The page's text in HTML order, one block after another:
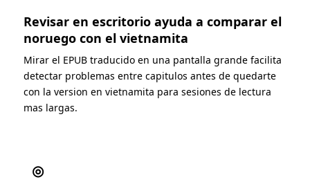
Revisar en escritorio ayuda a comparar el
noruego con el vietnamita
Mirar el EPUB traducido en una pantalla grande facilita
detectar problemas entre capitulos antes de quedarte
con la version en vietnamita para sesiones de lectura
mas largas.
◎